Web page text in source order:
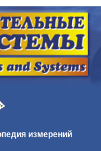
измерений